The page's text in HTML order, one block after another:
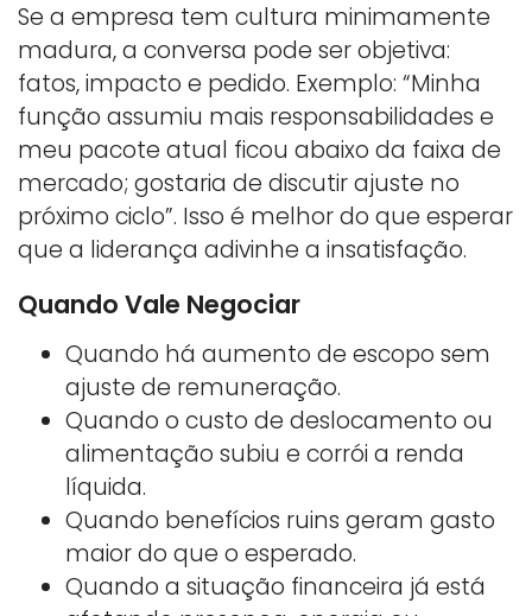
Se a empresa tem cultura minimamente
madura, a conversa pode ser objetiva:
fatos, impacto e pedido. Exemplo: “Minha
função assumiu mais responsabilidades e
meu pacote atual ficou abaixo da faixa de
mercado; gostaria de discutir ajuste no
próximo ciclo”. Isso é melhor do que esperar
que a liderança adivinhe a insatisfação.
Quando Vale Negociar
Quando há aumento de escopo sem
ajuste de remuneração.
Quando o custo de deslocamento ou
alimentação subiu e corrói a renda
líquida.
Quando benefícios ruins geram gasto
maior do que o esperado.
Quando a situação financeira já está